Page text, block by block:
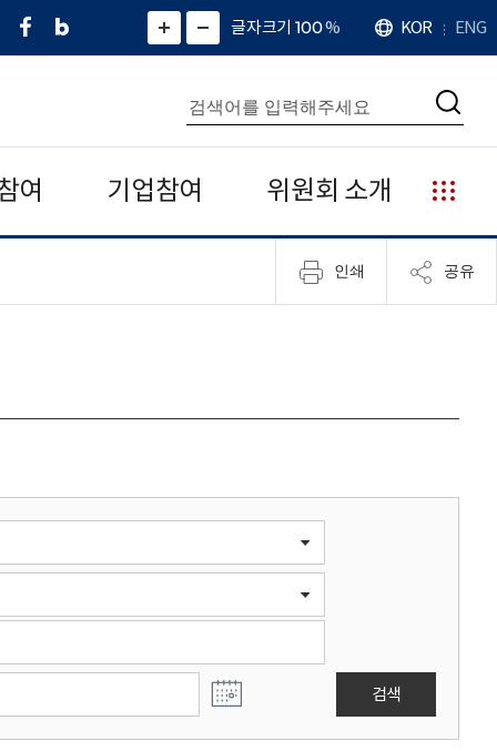
페
네
그
)
화
면
면
소
확
대
치
글자크기 100%
언
어
KOR ENG
통
합
검
색
검
여 기업참여 위원회 소개
누
리
집
안
인쇄 공유
검색